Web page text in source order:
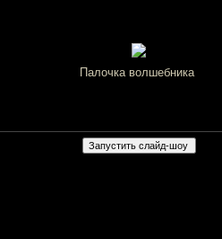
Палочка волшебника